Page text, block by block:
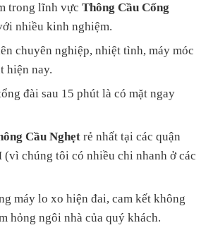
trong lĩnh vực Thông Cầu Cống
nhiều kinh nghiệm.
chuyên nghiệp, nhiệt tình, máy móc
hiện nay.
đài sau 15 phút là có mặt ngay
Cầu Nghẹt rẻ nhất tại các quận
(vì chúng tôi có nhiều chi nhanh ở các
máy lo xo hiện đai, cam kết không
hỏng ngôi nhà của quý khách.